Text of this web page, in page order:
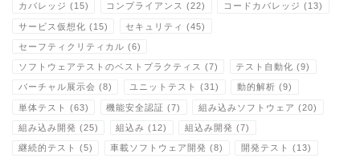
カバレッジ (15) コンプライアンス (22) コードカバレッジ (13)
サービス仮想化 (15) セキュリティ (45)
セーフティクリティカル (6)
ソフトウェアテストのベストプラクティス (7) テスト自動化 (9)
バーチャル展示会 (8) ユニットテスト (31) 動的解析 (9)
単体テスト (63) 機能安全認証 (7) 組み込みソフトウェア (20)
組み込み開発 (25) 組込み (12) 組込み開発 (7)
継続的テスト (5) 車載ソフトウェア開発 (8) 開発テスト (13)